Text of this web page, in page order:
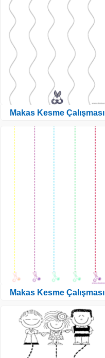
Makas Kesme Çalışması
Makas Kesme Çalışması